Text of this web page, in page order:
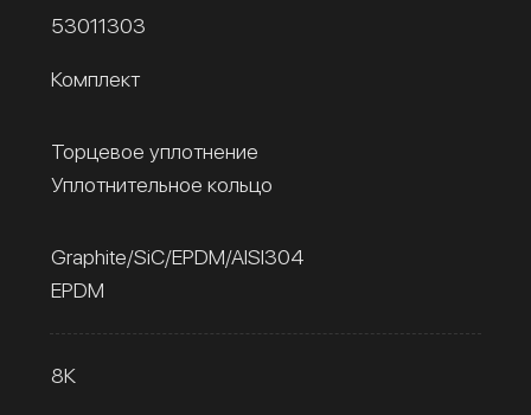
53011303
Комплект
Торцевое уплотнение
Уплотнительное кольцо
Graphite/SiC/EPDM/AISI304
EPDM
8К